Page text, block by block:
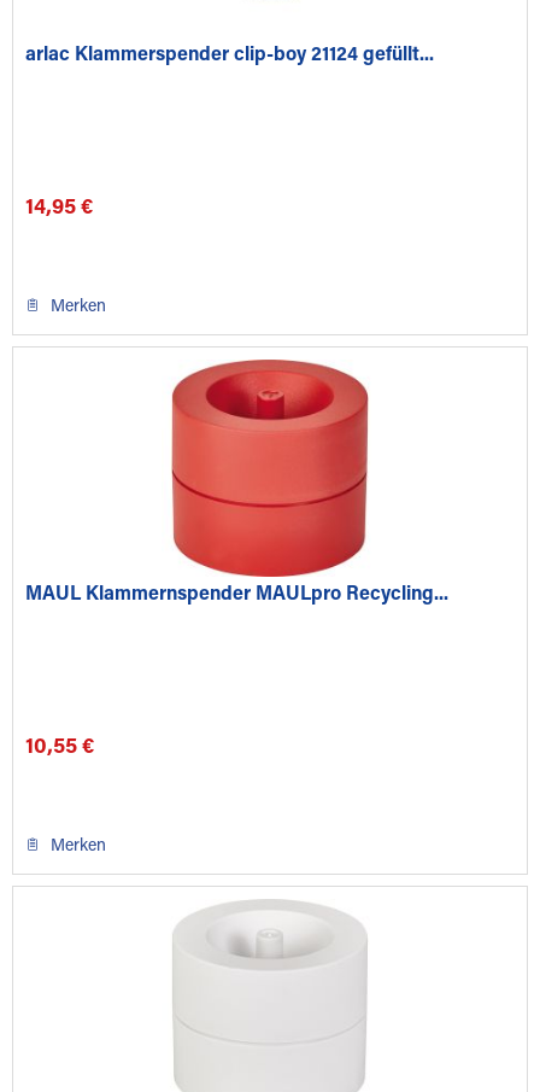
arlac Klammerspender clip-boy 21124 gefüllt...
14,95 €
Merken
MAUL Klammernspender MAULpro Recycling...
10,55 €
Merken